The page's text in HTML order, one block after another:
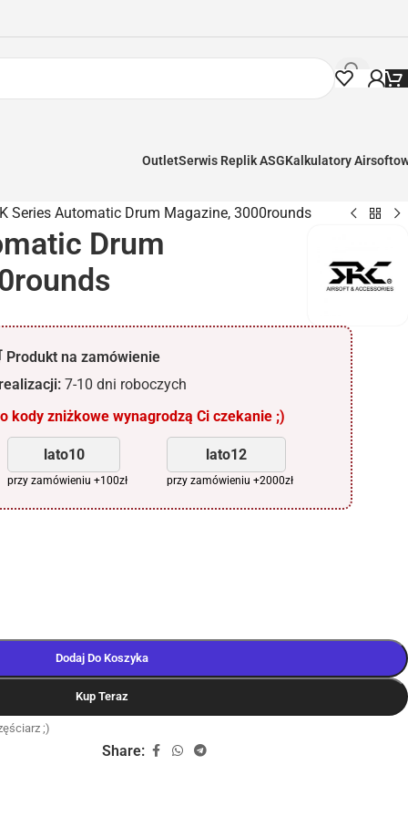
OutletSerwis Replik ASGKalkulatory
Series Automatic Drum Magazine, 3000rounds
Drum
Produkt na zamówienie
7-10 dni roboczych
kody zniżkowe wynagrodzą Ci czekanie ;)
lato10
przy zamówieniu +100zł
lato12
przy zamówieniu +2000zł
Dodaj Do Koszyka
Kup Teraz
;)
Share: